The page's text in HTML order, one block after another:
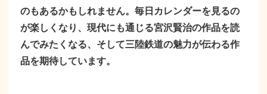
のもあるかもしれません。毎日カレンダーを見るの
が楽しくなり、現代にも通じる宮沢賢治の作品を読
んでみたくなる、そして三陸鉄道の魅力が伝わる作
品を期待しています。